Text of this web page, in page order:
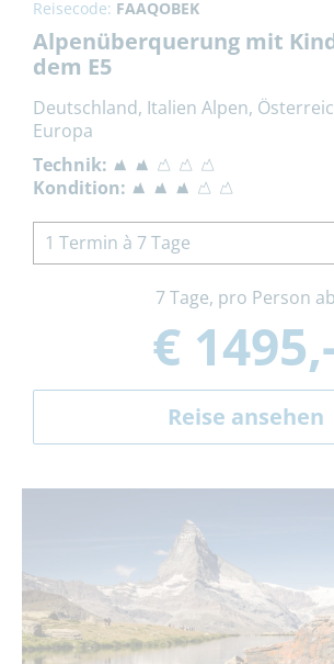
Reisecode: FAAQOBEK
Alpenüberquerung mit
dem E5
Deutschland, Italien Alpen,
Europa
Technik:
Kondition:
1 Termin à 7 Tage
7 Tage, pro Person ab
€
Reise ansehen